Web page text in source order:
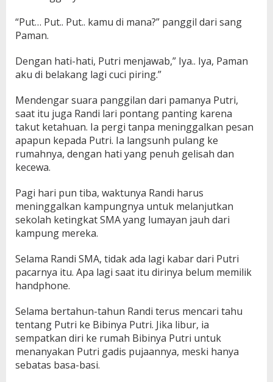
“Put… Put.. Put.. kamu di mana?” panggil dari sang
Paman.
Dengan hati-hati, Putri menjawab,” Iya.. Iya, Paman
aku di belakang lagi cuci piring.”
Mendengar suara panggilan dari pamanya Putri,
saat itu juga Randi lari pontang panting karena
takut ketahuan. Ia pergi tanpa meninggalkan pesan
apapun kepada Putri. Ia langsunh pulang ke
rumahnya, dengan hati yang penuh gelisah dan
kecewa.
Pagi hari pun tiba, waktunya Randi harus
meninggalkan kampungnya untuk melanjutkan
sekolah ketingkat SMA yang lumayan jauh dari
kampung mereka.
Selama Randi SMA, tidak ada lagi kabar dari Putri
pacarnya itu. Apa lagi saat itu dirinya belum memilik
handphone.
Selama bertahun-tahun Randi terus mencari tahu
tentang Putri ke Bibinya Putri. Jika libur, ia
sempatkan diri ke rumah Bibinya Putri untuk
menanyakan Putri gadis pujaannya, meski hanya
sebatas basa-basi.